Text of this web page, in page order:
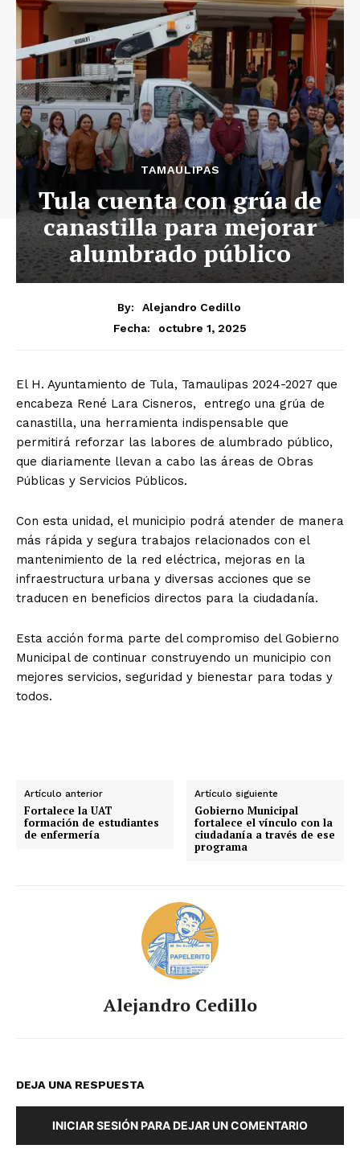
TAMAULIPAS
Tula cuenta con grúa de
canastilla para mejorar
alumbrado público
By:
Alejandro Cedillo
Fecha:
octubre 1, 2025
El H. Ayuntamiento de Tula, Tamaulipas 2024-2027 que
encabeza René Lara Cisneros, entrego una grúa de
canastilla, una herramienta indispensable que
permitirá reforzar las labores de alumbrado público,
que diariamente llevan a cabo las áreas de Obras
Públicas y Servicios Públicos.
Con esta unidad, el municipio podrá atender de manera
más rápida y segura trabajos relacionados con el
mantenimiento de la red eléctrica, mejoras en la
infraestructura urbana y diversas acciones que se
traducen en beneficios directos para la ciudadanía.
Esta acción forma parte del compromiso del Gobierno
Municipal de continuar construyendo un municipio con
mejores servicios, seguridad y bienestar para todas y
todos.
Artículo anterior
Fortalece la UAT
formación de estudiantes
de enfermería
Artículo siguiente
Gobierno Municipal
fortalece el vínculo con la
ciudadanía a través de ese
programa
Alejandro Cedillo
DEJA UNA RESPUESTA
INICIAR SESIÓN PARA DEJAR UN COMENTARIO